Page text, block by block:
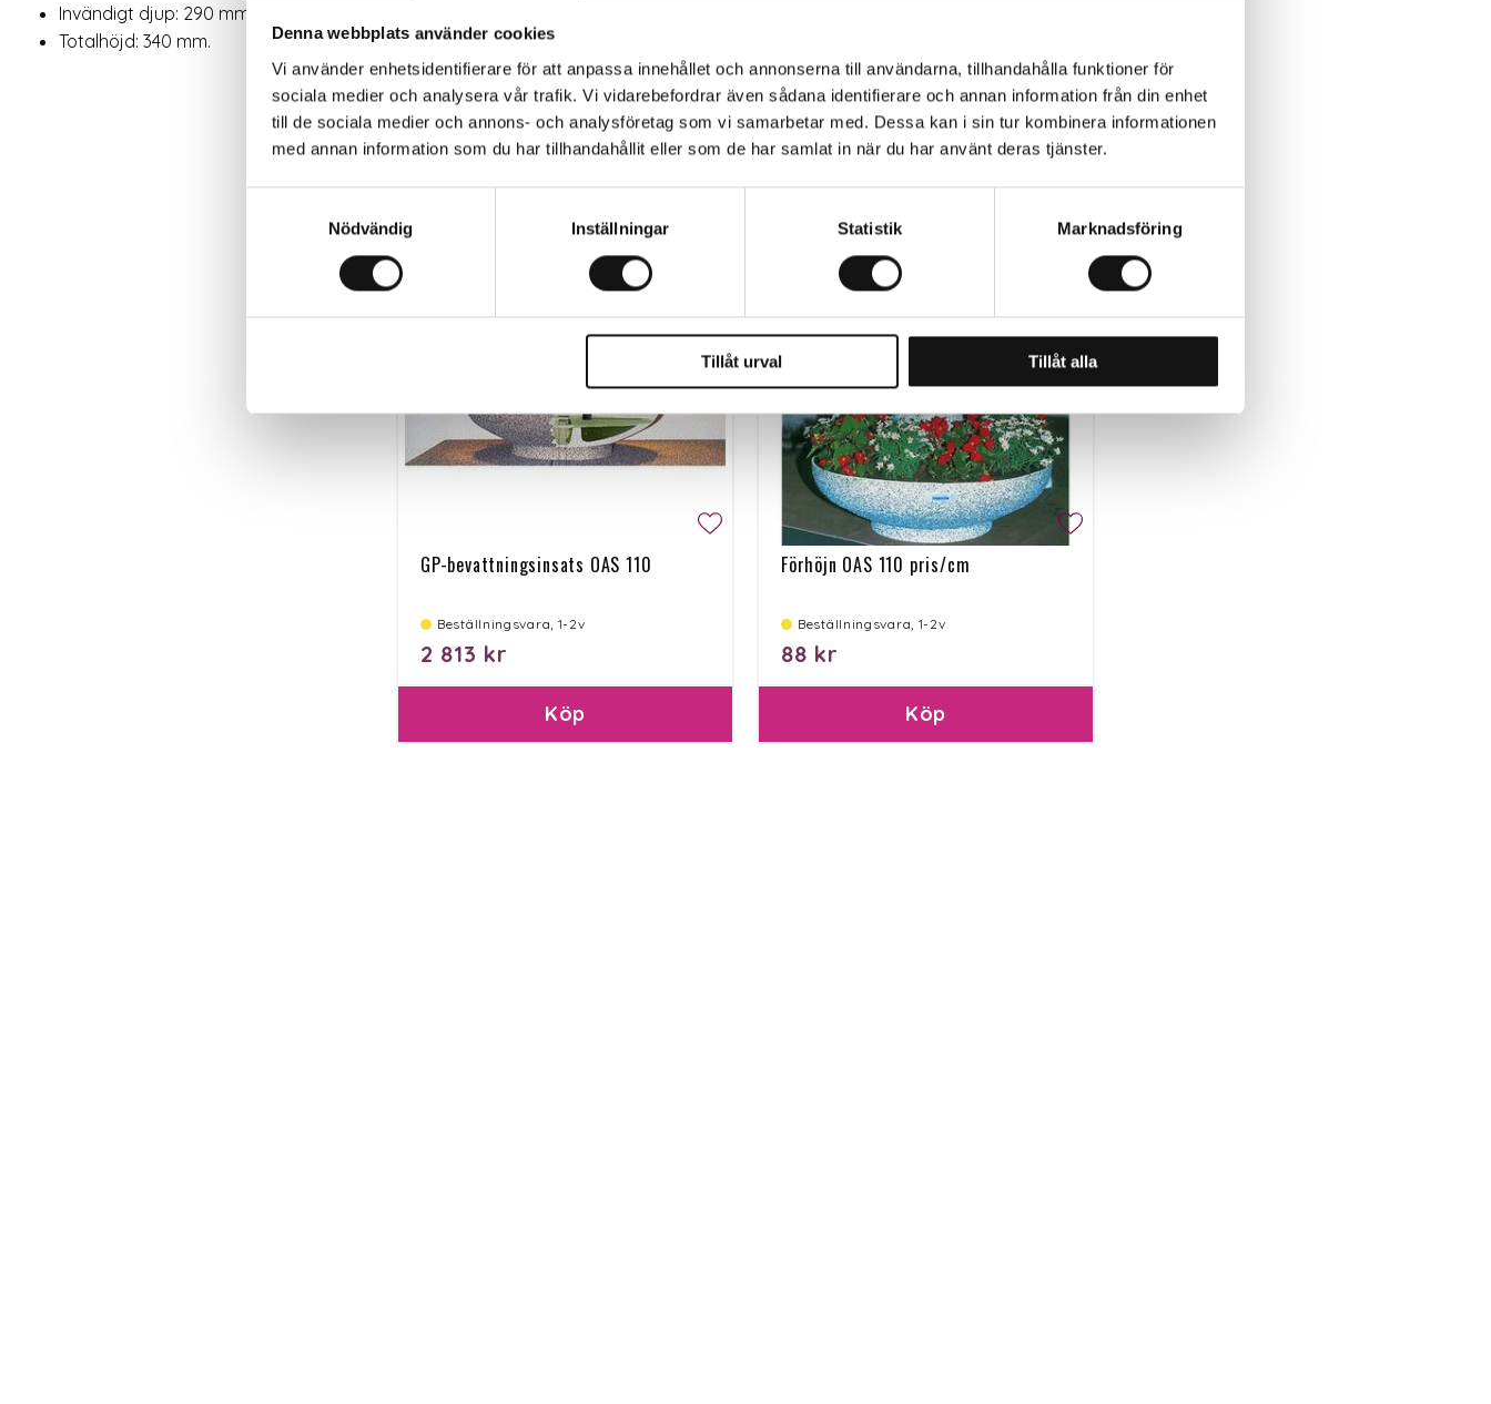
Denna webbplats använder cookies
Vi använder enhetsidentifierare för att anpassa innehållet och annonserna till användarna, tillhandahålla funktioner för
sociala medier och analysera vår trafik. Vi vidarebefordrar även sådana identifierare och annan information från din enhet
till de sociala medier och annons- och analysföretag som vi samarbetar med. Dessa kan i sin tur kombinera informationen
med annan information som du har tillhandahållit eller som de har samlat in när du har använt deras tjänster.
Nödvändig
Inställningar Statistik Marknadsföring
Tillåt urval Tillåt alla
Invändigt djup: 290 mm.
Totalhöjd: 340 mm.
Relaterade produkter
GP-bevattningsinsats OAS 110
Beställningsvara, 1-2v
2 813 kr
Köp
Förhöjn OAS 110 pris/cm
Beställningsvara, 1-2v
88 kr
Köp